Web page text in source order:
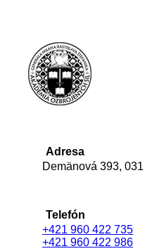
Adresa
Demänová 393,
Telefón
+421 960 422 735
+421 960 422 986